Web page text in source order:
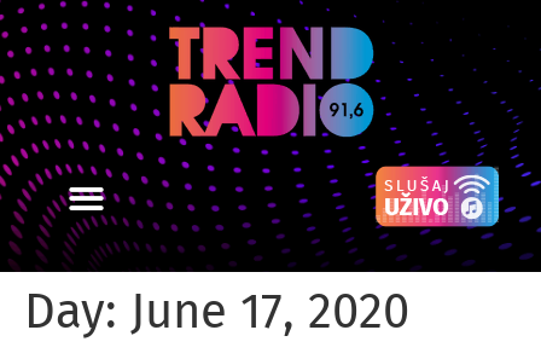
Day: June 17, 2020